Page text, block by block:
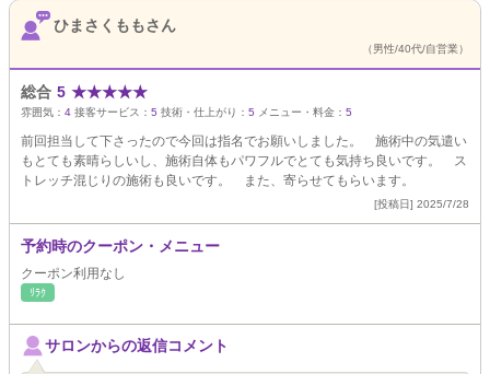
ひまさくももさん
（男性/40代/自営業）
総合 5 ★★★★★
雰囲気： 4 接客サービス： 5 技術・仕上がり： 5 メニュー・料金： 5
前回担当して下さったので今回は指名でお願いしました。 施術中の気遣い
もとても素晴らしいし、施術自体もパワフルでとても気持ち良いです。 ス
トレッチ混じりの施術も良いです。 また、寄らせてもらいます。
[投稿日] 2025/7/28
予約時のクーポン・メニュー
クーポン利用なし
ﾘﾗｸ
サロンからの返信コメント